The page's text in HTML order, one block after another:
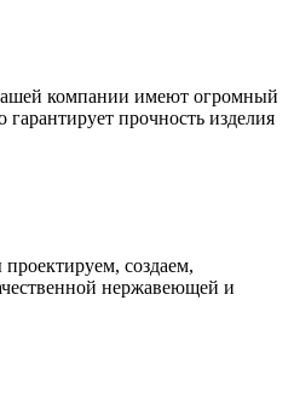
компании имеют огромный
прочность изделия
создаем,
нержавеющей и